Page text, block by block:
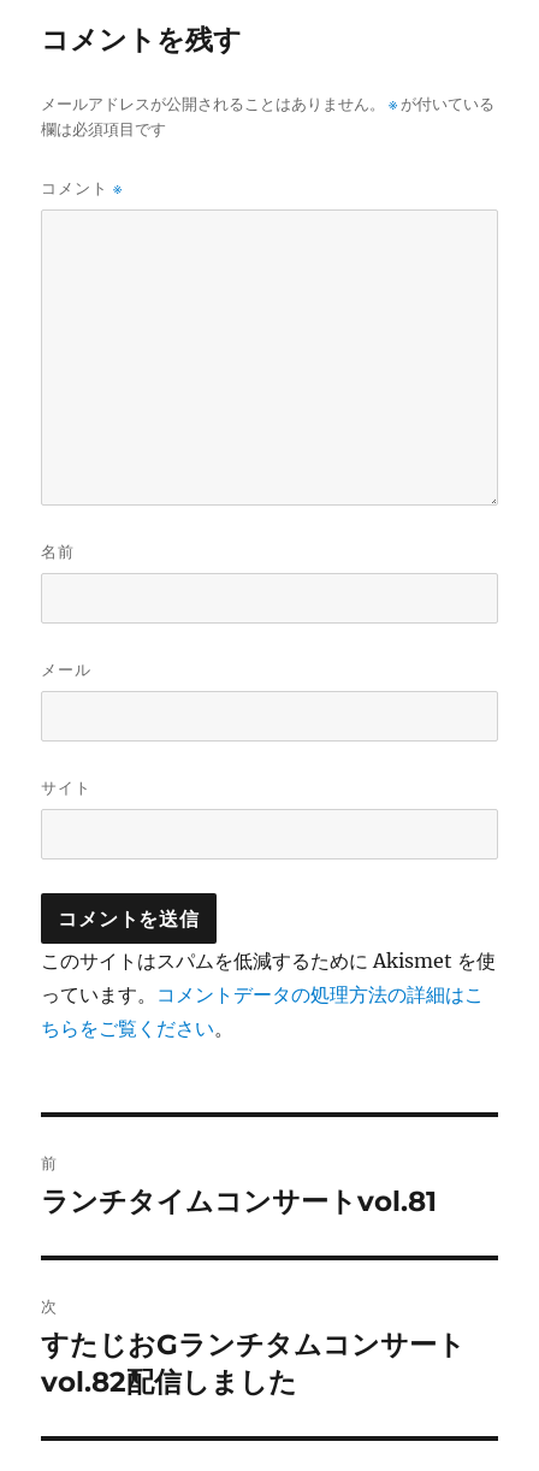
コメントを残す
メールアドレスが公開されることはありません。 ※ が付いている
欄は必須項目です
コメント※
名前
メール
サイト
このサイトはスパムを低減するために Akismet を使
っています。 コメントデータの処理方法の詳細はこ
ちらをご覧ください。
稿
ビ
ゲ
ー
シ
前
前
投
稿:
ランチタイムコンサートvol.81
次
次
の
稿:
すたじおGランチタムコンサート
vol.82配信しました